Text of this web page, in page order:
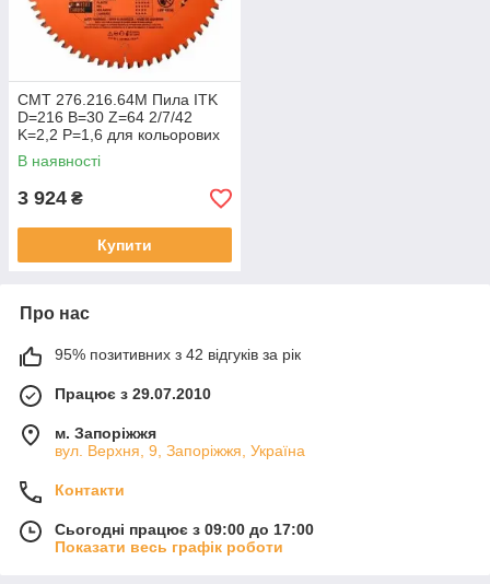
СМТ 276.216.64M Пила ITK
D=216 B=30 Z=64 2/7/42
K=2,2 P=1,6 для кольорових
металів, пластику та ламінату
В наявності
3 924 ₴
Купити
Про нас
95% позитивних з 42 відгуків за рік
Працює з 29.07.2010
м. Запоріжжя
вул. Верхня, 9, Запоріжжя, Україна
Контакти
Сьогодні працює з 09:00 до 17:00
Показати весь графік роботи